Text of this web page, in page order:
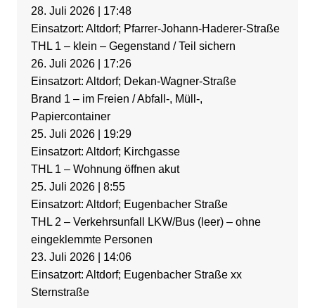
28. Juli 2026| 17:48
Einsatzort: Altdorf; Pfarrer-Johann-Haderer-Straße
THL 1 – klein – Gegenstand / Teil sichern
26. Juli 2026| 17:26
Einsatzort: Altdorf; Dekan-Wagner-Straße
Brand 1 – im Freien / Abfall-, Müll-,
Papiercontainer
25. Juli 2026| 19:29
Einsatzort: Altdorf; Kirchgasse
THL 1 – Wohnung öffnen akut
25. Juli 2026| 8:55
Einsatzort: Altdorf; Eugenbacher Straße
THL 2 – Verkehrsunfall LKW/Bus (leer) – ohne
eingeklemmte Personen
23. Juli 2026| 14:06
Einsatzort: Altdorf; Eugenbacher Straße xx
Sternstraße